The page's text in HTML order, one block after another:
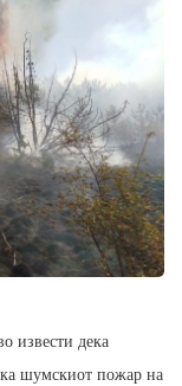
извести дека
шумскиот пожар на